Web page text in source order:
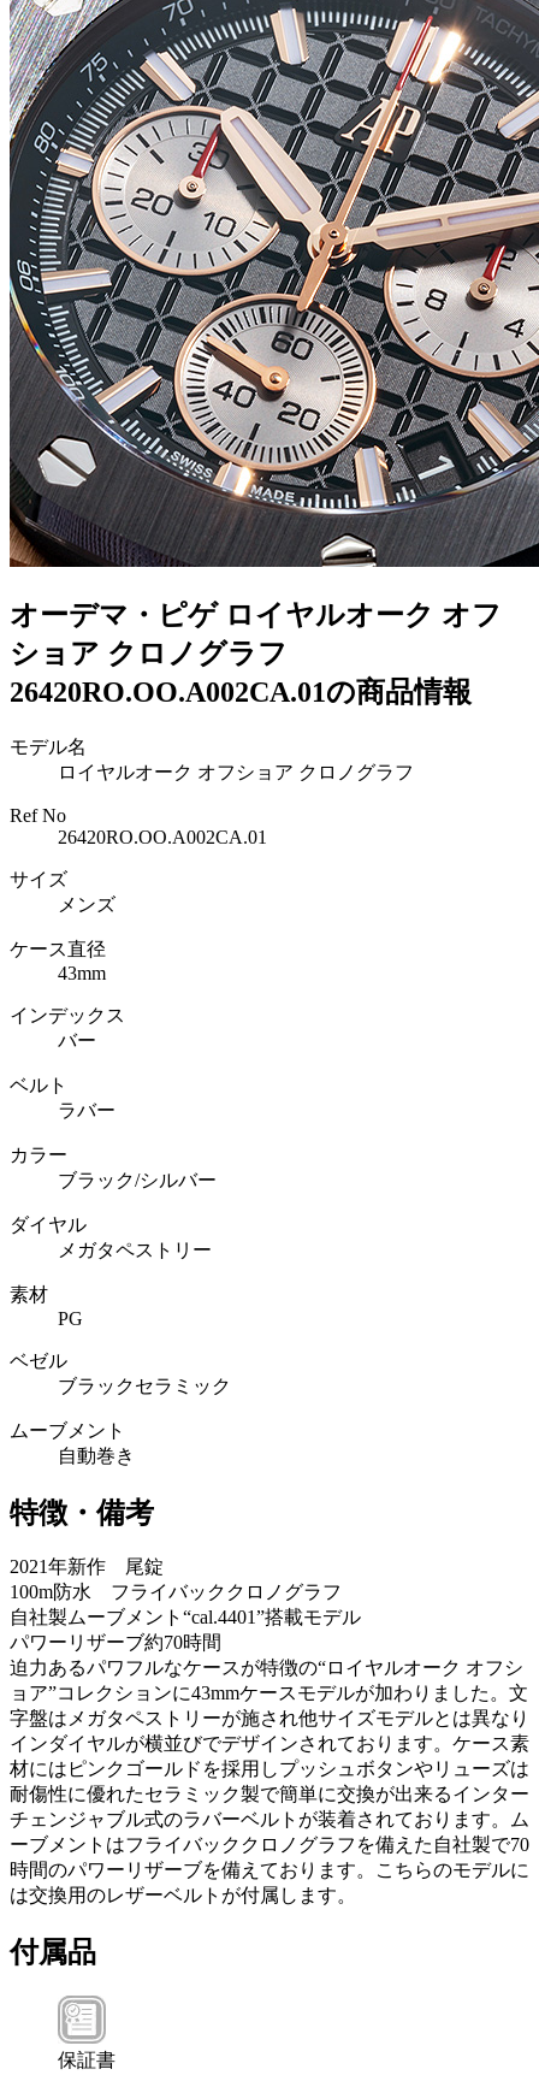
オーデマ・ピゲ ロイヤルオーク オフ
ショア クロノグラフ
26420RO.OO.A002CA.01の商品情報
モデル名
ロイヤルオーク オフショア クロノグラフ
Ref No
26420RO.OO.A002CA.01
サイズ
メンズ
ケース直径
43mm
インデックス
バー
ベルト
ラバー
カラー
ブラック/シルバー
ダイヤル
メガタペストリー
素材
PG
ベゼル
ブラックセラミック
ムーブメント
自動巻き
特徴・備考
2021年新作 尾錠
100m防水 フライバッククロノグラフ
自社製ムーブメント“cal.4401”搭載モデル
パワーリザーブ約70時間
迫力あるパワフルなケースが特徴の“ロイヤルオーク オフシ
ョア”コレクションに43mmケースモデルが加わりました。文
字盤はメガタペストリーが施され他サイズモデルとは異なり
インダイヤルが横並びでデザインされております。ケース素
材にはピンクゴールドを採用しプッシュボタンやリューズは
耐傷性に優れたセラミック製で簡単に交換が出来るインター
チェンジャブル式のラバーベルトが装着されております。ム
ーブメントはフライバッククロノグラフを備えた自社製で70
時間のパワーリザーブを備えております。こちらのモデルに
は交換用のレザーベルトが付属します。
付属品
保証書